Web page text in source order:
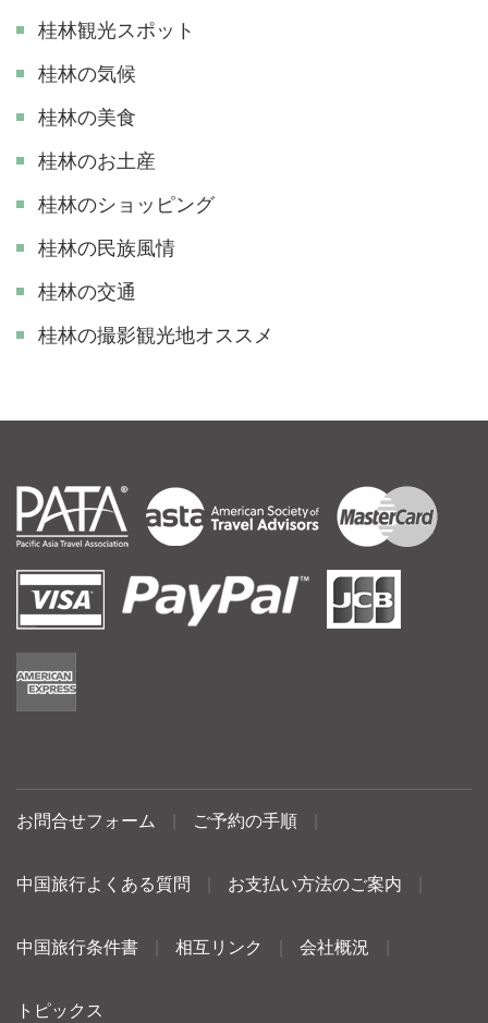
桂林観光スポット
桂林の気候
桂林の美食
桂林のお土産
桂林のショッピング
桂林の民族風情
桂林の交通
​桂林の撮影観光地オススメ
お問合せフォーム ご予約の手順
中国旅行よくある質問 お支払い方法のご案内
中国旅行条件書 相互リンク 会社概況
トピックス